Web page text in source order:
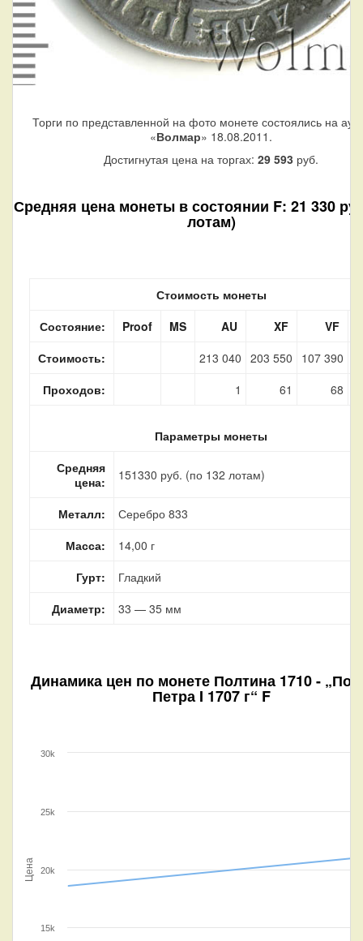
Торги по представленной на фото монете состоялись на
«Волмар» 18.08.2011.
Достигнутая цена на торгах: 29 593 руб.
Средняя цена монеты в состоянии F: 21 330
лотам)
Стоимость монеты
Состояние:
Proof MS AU XF
VF
Стоимость:
213 040 203 550 107 390
Проходов:
1 61 68
Параметры монеты
Средняя
цена:
151330 руб. (по 132 лотам)
Металл:
Серебро 833
Масса:
14,00 г
Гурт:
Гладкий
Диаметр:
33 — 35 мм
Динамика цен по монете Полтина 1710 -
Петра I 1707 г“ F
Цена
15k
20k
25k
30k